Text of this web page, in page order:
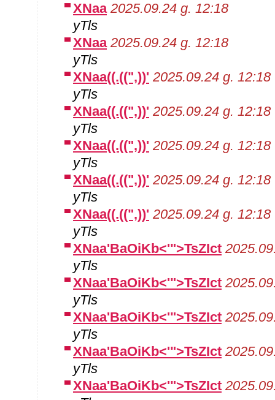
XNaa 2025.09.24 g. 12:18
yTls
XNaa 2025.09.24 g. 12:18
yTls
XNaa((.((",))' 2025.09.24 g. 12:18
yTls
XNaa((.((",))' 2025.09.24 g. 12:18
yTls
XNaa((.((",))' 2025.09.24 g. 12:18
yTls
XNaa((.((",))' 2025.09.24 g. 12:18
yTls
XNaa((.((",))' 2025.09.24 g. 12:18
yTls
XNaa'BaOiKb<'">TsZIct
yTls
XNaa'BaOiKb<'">TsZIct
yTls
XNaa'BaOiKb<'">TsZIct
yTls
XNaa'BaOiKb<'">TsZIct
yTls
XNaa'BaOiKb<'">TsZIct